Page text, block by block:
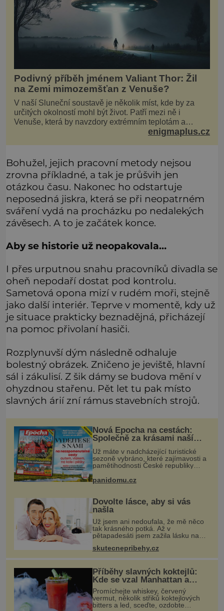
Podivný příběh jménem Valiant Thor: Žil
na Zemi mimozemšťan z Venuše?
V naší Sluneční soustavě je několik míst, kde by za
určitých okolností mohl být život. Patří mezi ně i
Venuše, která by navzdory extrémním teplotám a
smrtícímu složení atmosféry teoreticky mohla ukrývat
enigmaplus.cz
Bohužel, jejich pracovní metody nejsou
zrovna příkladné, a tak je průšvih jen
otázkou času. Nakonec ho odstartuje
neposedná jiskra, která se při neopatrném
sváření vydá na procházku po nedalekých
závěsech. A to je začátek konce.
Aby se historie už neopakovala…
I přes urputnou snahu pracovníků divadla se
oheň nepodaří dostat pod kontrolu.
Sametová opona mizí v rudém moři, stejně
jako další interiér. Teprve v momentě, kdy už
je situace prakticky beznadějná, přicházejí
na pomoc přivolaní hasiči.
Rozplynuvší dým následně odhaluje
bolestný obrázek. Zničeno je jeviště, hlavní
sál i zákulisí. Z šik dámy se budova mění v
ohyzdnou stařenu. Pět let tu pak místo
slavných árií zní rámus stavebních strojů.
Nová Epocha na cestách:
Společně za krásami naší
vlasti
Už máte v nadcházející turistické
sezoně vybráno, které zajímavosti a
pamětihodnosti České republiky
navštívíte? V prodeji je právě nové
číslo Epochy na cestách, které vám
při rozhodování určitě pomůž
panidomu.cz
Dovolte lásce, aby si vás
našla
Už jsem ani nedoufala, že mě něco
tak krásného potká. Až v
pětapadesáti jsem zažila lásku na
vdávala, když mi bylo dvacet. Oba
jsme byli mladí a byl to tak říkajíc
skutecnepribehy.cz
Příběhy slavných koktejlů:
Kde se vzal Manhattan a
Bloody Mary?
Promíchejte whiskey, červený
vermut, několik střiků koktejlových
bitters a led, sceďte, ozdobte